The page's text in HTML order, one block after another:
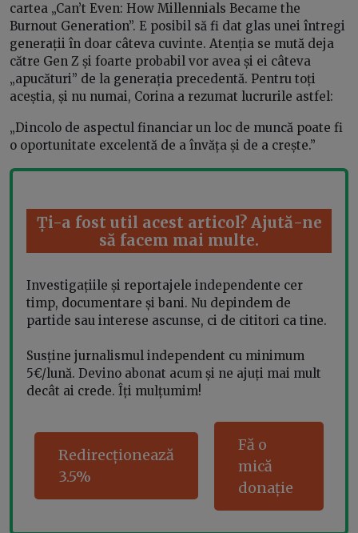
cartea „Can’t Even: How Millennials Became the
Burnout Generation”. E posibil să fi dat glas unei întregi
generații în doar câteva cuvinte. Atenția se mută deja
către Gen Z și foarte probabil vor avea și ei câteva
„apucături” de la generația precedentă. Pentru toți
aceștia, și nu numai, Corina a rezumat lucrurile astfel:
„Dincolo de aspectul financiar un loc de muncă poate fi
o oportunitate excelentă de a învăța și de a crește.”
Ți-a fost util acest articol? Ajută-ne
să facem mai multe.
Investigațiile și reportajele independente cer
timp, documentare și bani. Nu depindem de
partide sau interese ascunse, ci de cititori ca tine.
Susține jurnalismul independent cu minimum
5€/lună. Devino abonat acum și ne ajuți mai mult
decât ai crede. Îți mulțumim!
Redirecționează
3.5%
Fă o
mică
donație